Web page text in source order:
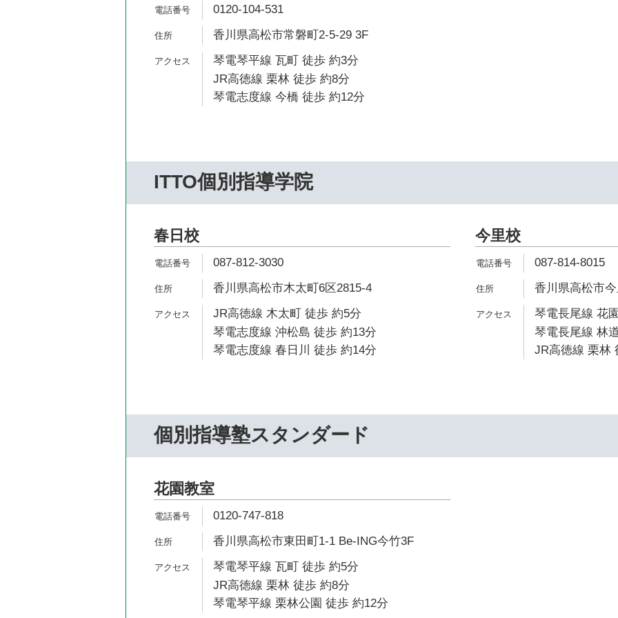
0120-104-531
香川県高松市常磐町2-5-29 3F
琴電琴平線 瓦町 徒歩 約3分
JR高徳線 栗林 徒歩 約8分
琴電志度線 今橋 徒歩 約12分
ITTO個別指導学院
春日校
087-812-3030
香川県高松市木太町6区2815-4
JR高徳線 木太町 徒歩 約5分
琴電志度線 沖松島 徒歩 約13分
琴電志度線 春日川 徒歩 約14分
今里校
087-814-8015
香川県高松市
琴電長尾線 花
琴電長尾線 林
JR高徳線 栗林
個別指導塾スタンダード
花園教室
0120-747-818
香川県高松市東田町1-1 Be-ING今竹3F
琴電琴平線 瓦町 徒歩 約5分
JR高徳線 栗林 徒歩 約8分
琴電琴平線 栗林公園 徒歩 約12分